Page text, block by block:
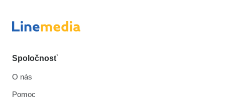
Spoločnosť
O nás
Pomoc